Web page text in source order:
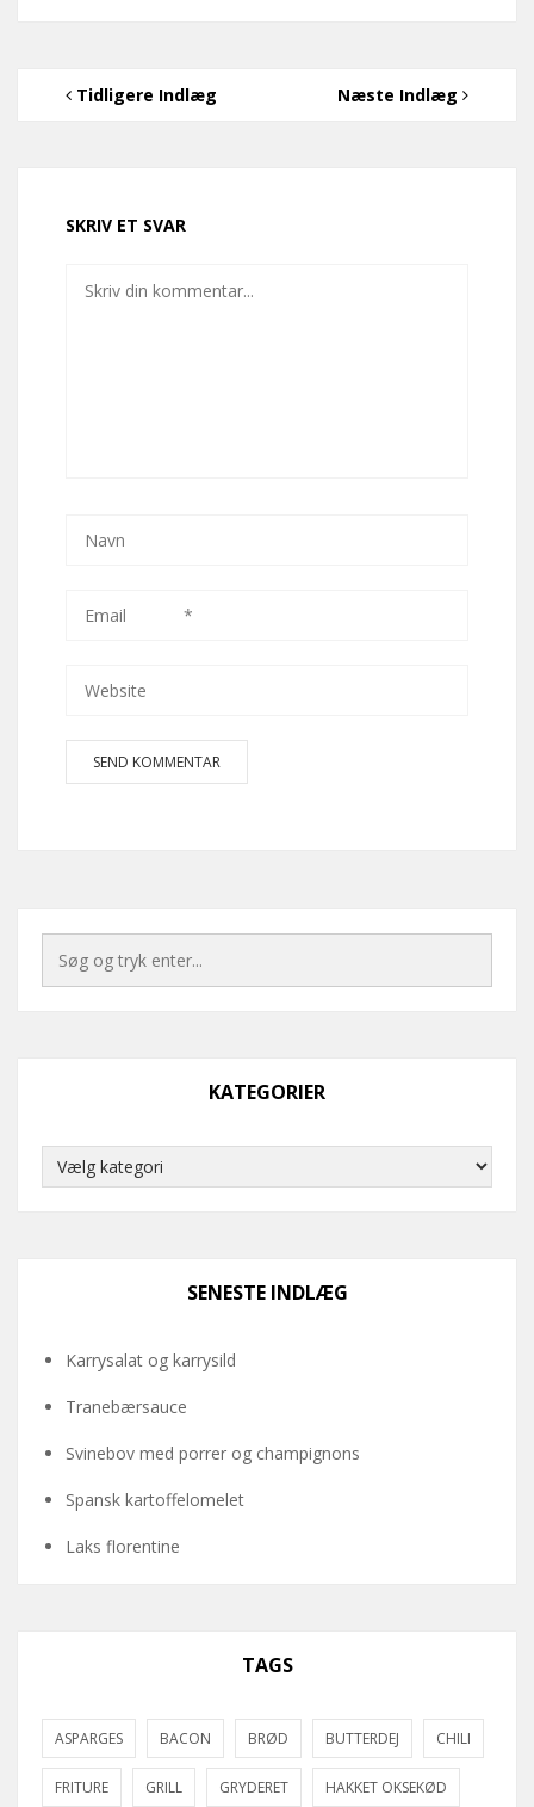
Tidligere Indlæg Næste Indlæg
SKRIV ET SVAR
KATEGORIER
Kategorier
SENESTE INDLÆG
Karrysalat og karrysild
Tranebærsauce
Svinebov med porrer og champignons
Spansk kartoffelomelet
Laks florentine
TAGS
ASPARGES BACON BRØD BUTTERDEJ CHILI
FRITURE GRILL GRYDERET HAKKET OKSEKØD